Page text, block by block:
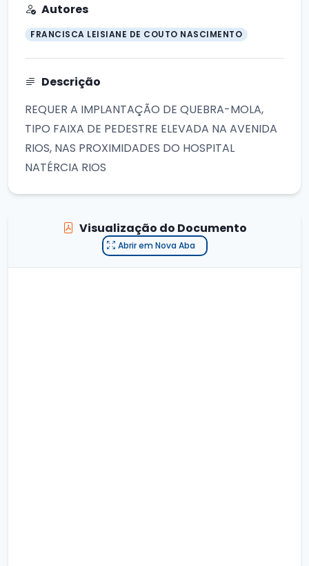
Autores
FRANCISCA LEISIANE DE COUTO NASCIMENTO
Descrição
REQUER A IMPLANTAÇÃO DE QUEBRA-MOLA,
TIPO FAIXA DE PEDESTRE ELEVADA NA AVENIDA
RIOS, NAS PROXIMIDADES DO HOSPITAL
NATÉRCIA RIOS
Visualização do Documento
Abrir em Nova Aba